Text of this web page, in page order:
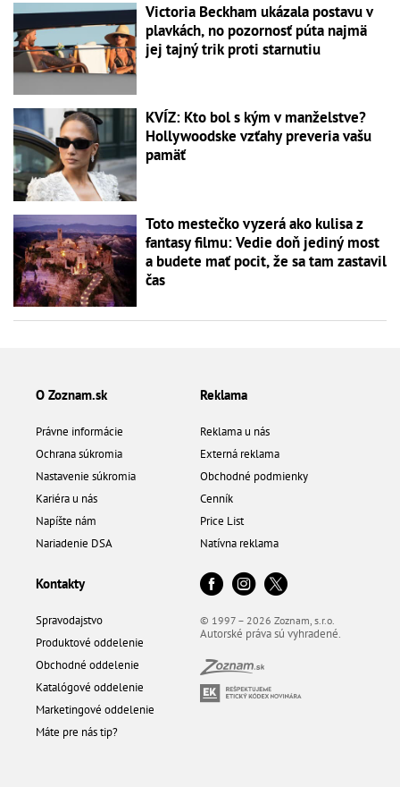
Victoria Beckham ukázala postavu v
plavkách, no pozornosť púta najmä
jej tajný trik proti starnutiu
KVÍZ: Kto bol s kým v manželstve?
Hollywoodske vzťahy preveria vašu
pamäť
Toto mestečko vyzerá ako kulisa z
fantasy filmu: Vedie doň jediný most
a budete mať pocit, že sa tam zastavil
čas
O Zoznam.sk
Právne informácie
Ochrana súkromia
Nastavenie súkromia
Kariéra u nás
Napíšte nám
Nariadenie DSA
Reklama
Reklama u nás
Externá reklama
Obchodné podmienky
Cenník
Price List
Natívna reklama
Kontakty
Spravodajstvo
Produktové oddelenie
Obchodné oddelenie
Katalógové oddelenie
Marketingové oddelenie
Máte pre nás tip?
© 1997 – 2026 Zoznam, s.r.o.
Autorské práva sú vyhradené.